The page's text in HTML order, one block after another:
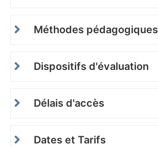
Méthodes pédagogiques
Dispositifs d'évaluation
Délais d'accès
Dates et Tarifs